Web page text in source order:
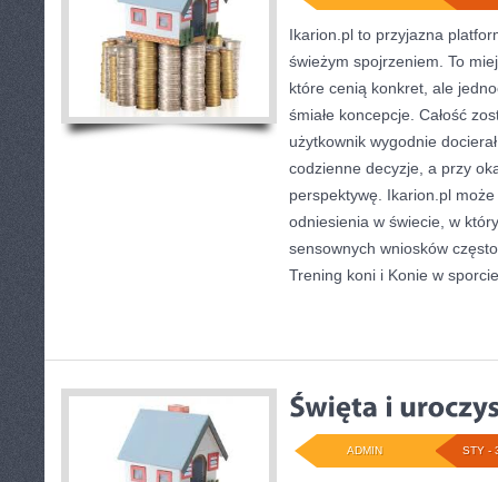
Ikarion.pl to przyjazna
świeżym spojrzeniem. To
które cenią konkret, ale
śmiałe koncepcje. Całość
użytkownik wygodnie
codzienne decyzje, a przy
perspektywę. Ikarion.pl
odniesienia w świecie, w
sensownych wniosków
Trening koni i Konie w
STY -
ADMIN